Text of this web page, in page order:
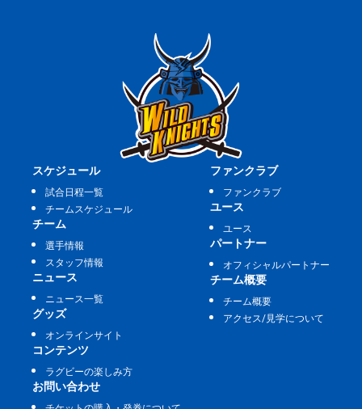
スケジュール
試合日程一覧
チームスケジュール
チーム
選手情報
スタッフ情報
ニュース
ニュース一覧
グッズ
オンラインサイト
ファンクラブ
ファンクラブ
ユース
ユース
パートナー
オフィシャルパートナー
チーム概要
チーム概要
アクセス/見学について
コンテンツ
ラグビーの楽しみ方
お問い合わせ